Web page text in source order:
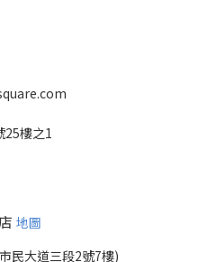
25樓之1
地圖
民大道三段2號7樓)